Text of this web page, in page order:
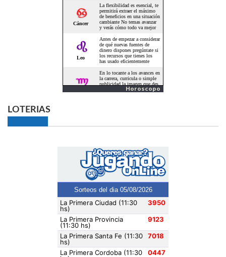
Horoscopo
LOTERIAS